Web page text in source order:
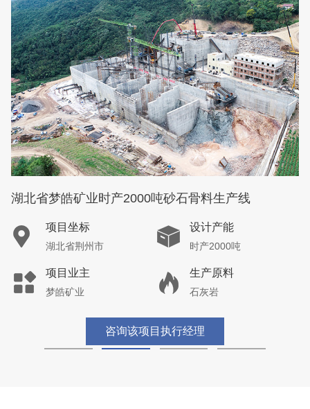
湖北省梦皓矿业时产2000吨砂石骨料生产线
项目坐标
湖北省荆州市
设计产能
时产2000吨
项目业主
梦皓矿业
生产原料
石灰岩
咨询该项目执行经理